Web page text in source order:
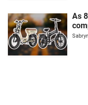
As